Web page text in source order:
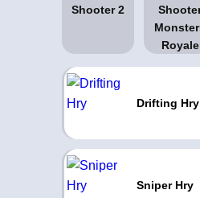
Drifting Hry
Sniper Hry